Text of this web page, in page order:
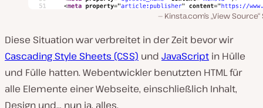
Kinsta.com’s „View Source“
Diese Situation war verbreitet in der Zeit bevor wir
Cascading Style Sheets (CSS) und JavaScript in Hülle
und Fülle hatten. Webentwickler benutzten HTML für
alle Elemente einer Webseite, einschließlich Inhalt,
Design und… nun ja, alles.